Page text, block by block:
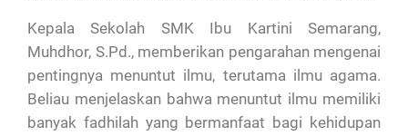
Kepala Sekolah SMK Ibu Kartini Semarang,
Muhdhor, S.Pd., memberikan pengarahan mengenai
pentingnya menuntut ilmu, terutama ilmu agama.
Beliau menjelaskan bahwa menuntut ilmu memiliki
banyak fadhilah yang bermanfaat bagi kehidupan